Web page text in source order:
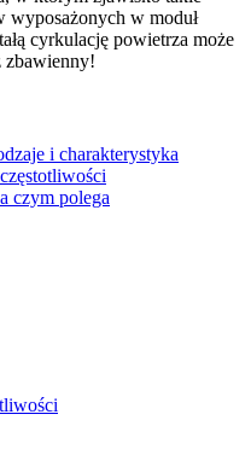
w moduł
cyrkulację powietrza może
zbawienny!
i charakterystyka
czym polega